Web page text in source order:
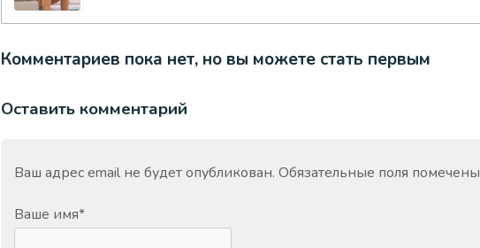
Комментариев пока нет, но вы можете стать первым
Оставить комментарий
Ваш адрес email не будет опубликован. Обязательные поля помечены
Ваше имя*